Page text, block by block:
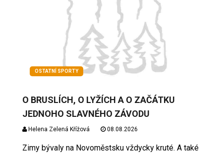
OSTATNÍ SPORTY
O BRUSLÍCH, O LYŽÍCH A O ZAČÁTKU
JEDNOHO SLAVNÉHO ZÁVODU
Helena Zelená Křížová 08.08.2026
Zimy bývaly na Novoměstsku vždycky kruté. A také